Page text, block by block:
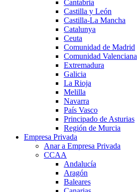
Cantabria
Castilla y León
Castilla-La Mancha
Catalunya
Ceuta
Comunidad de Madrid
Comunidad Valenciana
Extremadura
Galicia
La Rioja
Melilla
Navarra
País Vasco
Principado de Asturias
Región de Murcia
Empresa Privada
Anar a Empresa Privada
CCAA
Andalucía
Aragón
Baleares